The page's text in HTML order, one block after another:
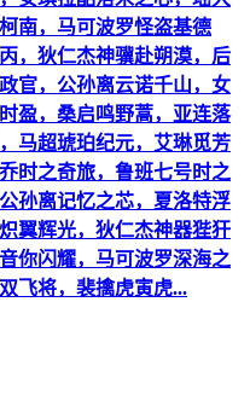
南，马可波罗怪盗基德
，狄仁杰神骥赴朔漠，后
官，公孙离云诺千山，女
盈，桑启鸣野蒿，亚连落
马超琥珀纪元，艾琳觅芳
时之奇旅，鲁班七号时之
孙离记忆之芯，夏洛特浮
翼辉光，狄仁杰神器狴犴
你闪耀，马可波罗深海之
飞将，裴擒虎寅虎...